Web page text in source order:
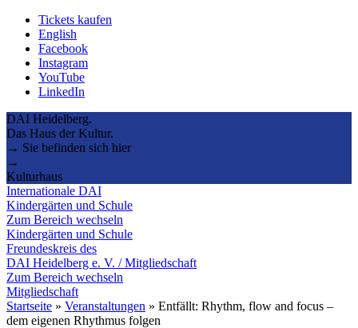
Tickets kaufen
English
Facebook
Instagram
YouTube
LinkedIn
DAI Heidelberg.
Das Haus der Kultur.
→ Sie befinden sich hier
→
Kulturhaus
Internationale DAI
Kindergärten und Schule
Zum Bereich wechseln
Kindergärten und Schule
Freundeskreis des
DAI Heidelberg e. V. / Mitgliedschaft
Zum Bereich wechseln
Mitgliedschaft
Startseite » Veranstaltungen » Entfällt: Rhythm, flow and focus –
dem eigenen Rhythmus folgen